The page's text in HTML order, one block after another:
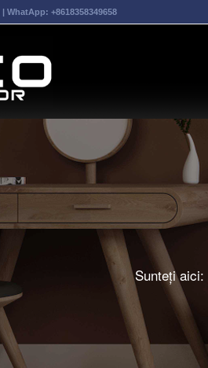
| WhatApp: +8618358349658
Sunteți aici: